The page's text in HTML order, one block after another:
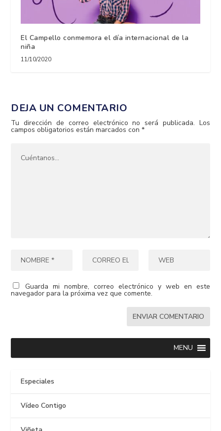
El Campello conmemora el día internacional de la
niña
11/10/2020
DEJA UN COMENTARIO
Tu dirección de correo electrónico no será publicada. Los
campos obligatorios están marcados con*
Guarda mi nombre, correo electrónico y web en este
navegador para la próxima vez que comente.
MENU
Especiales
Vídeo Contigo